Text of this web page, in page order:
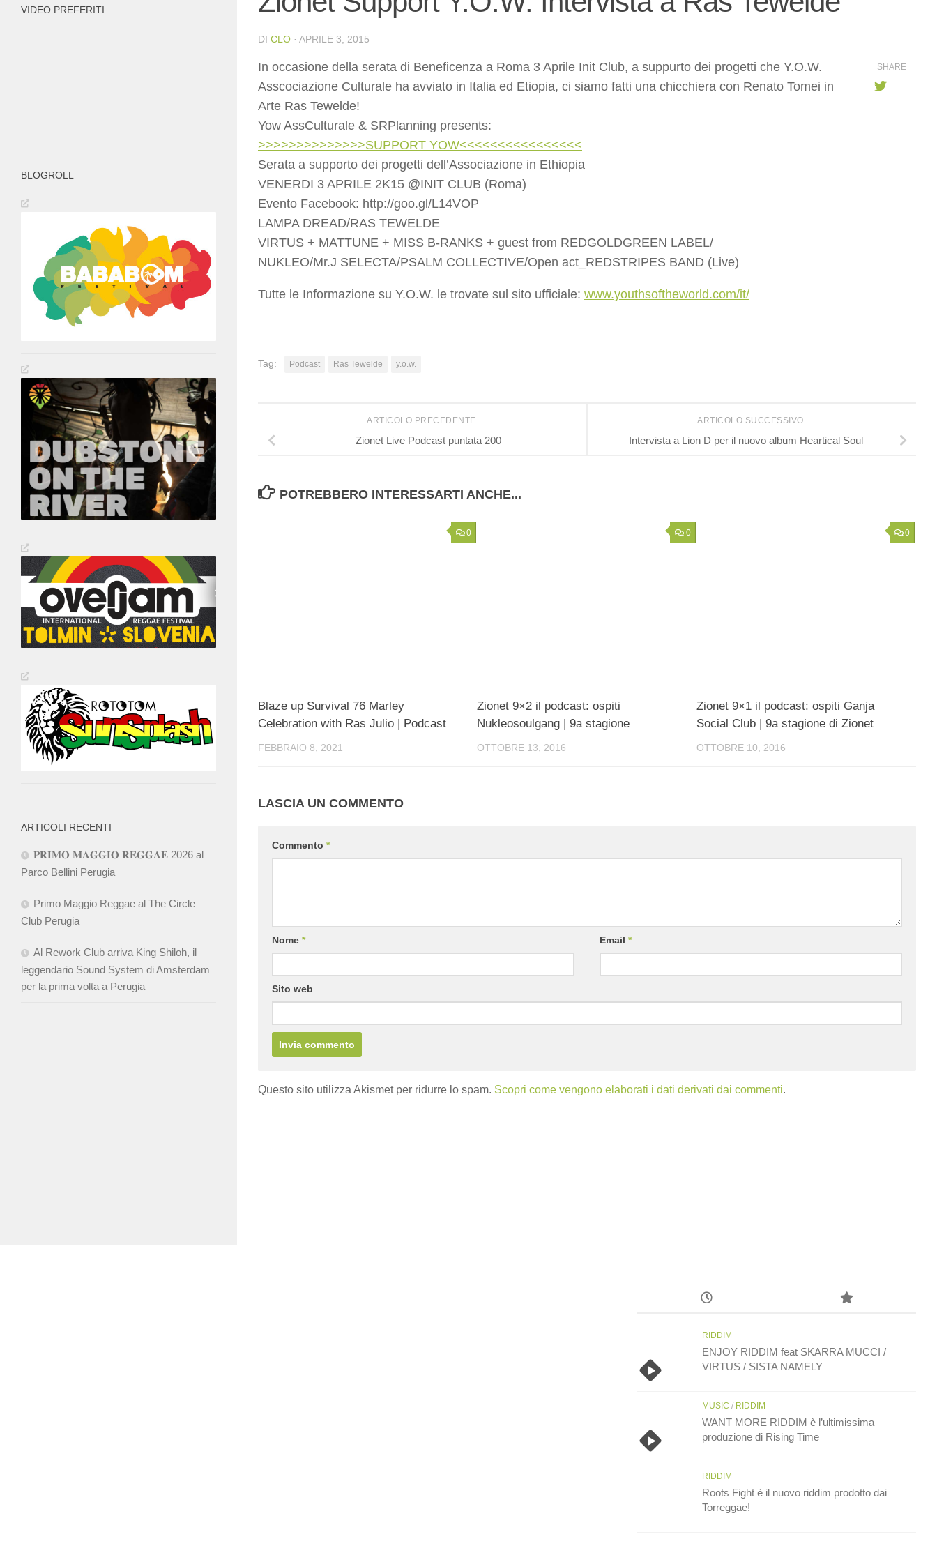
DI CLO · APRILE 3, 2015
In occasione della serata di Beneficenza a Roma 3 Aprile Init Club, a suppurto dei progetti che Y.O.W.
Asscociazione Culturale ha avviato in Italia ed Etiopia, ci siamo fatti una chicchiera con Renato Tomei in
Arte Ras Tewelde!
Yow AssCulturale & SRPlanning presents:
>>>>>>>>>>>>>>SUPPORT YOW<<<<<<<<<<<<<<<<
Serata a supporto dei progetti dell’Associazione in Ethiopia
VENERDI 3 APRILE 2K15 @INIT CLUB (Roma)
Evento Facebook: http://goo.gl/L14VOP
LAMPA DREAD/RAS TEWELDE
VIRTUS + MATTUNE + MISS B-RANKS + guest from REDGOLDGREEN LABEL/
NUKLEO/Mr.J SELECTA/PSALM COLLECTIVE/Open act_REDSTRIPES BAND (Live)
Tutte le Informazione su Y.O.W. le trovate sul sito ufficiale: www.youthsoftheworld.com/it/
SHARE
Tag: Podcast Ras Tewelde y.o.w.
ARTICOLO SUCCESSIVO
Intervista a Lion D per il nuovo album Heartical Soul
ARTICOLO PRECEDENTE
Zionet Live Podcast puntata 200
POTREBBERO INTERESSARTI ANCHE...
0
Blaze up Survival 76 Marley
Celebration with Ras Julio | Podcast
FEBBRAIO 8, 2021
0
Zionet 9×2 il podcast: ospiti
Nukleosoulgang | 9a stagione
OTTOBRE 13, 2016
0
Zionet 9×1 il podcast: ospiti Ganja
Social Club | 9a stagione di Zionet
OTTOBRE 10, 2016
LASCIA UN COMMENTO
Commento *
Nome * Email*
Sito web
Questo sito utilizza Akismet per ridurre lo spam. Scopri come vengono elaborati i dati derivati dai commenti.
VIDEO PREFERITI
BLOGROLL
ARTICOLI RECENTI
𝐏𝐑𝐈𝐌𝐎 𝐌𝐀𝐆𝐆𝐈𝐎 𝐑𝐄𝐆𝐆𝐀𝐄 2026 al
Parco Bellini Perugia
Primo Maggio Reggae al The Circle
Club Perugia
Al Rework Club arriva King Shiloh, il
leggendario Sound System di Amsterdam
per la prima volta a Perugia
RIDDIM
ENJOY RIDDIM feat SKARRA MUCCI /
VIRTUS / SISTA NAMELY
MUSIC / RIDDIM
WANT MORE RIDDIM è l’ultimissima
produzione di Rising Time
RIDDIM
Roots Fight è il nuovo riddim prodotto dai
Torreggae!